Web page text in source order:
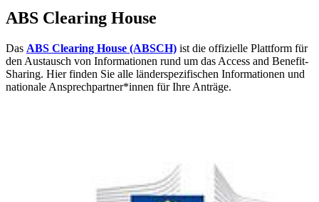
ABS Clearing House
Das ABS Clearing House (ABSCH) ist die offizielle Plattform für
den Austausch von Informationen rund um das Access and Benefit-
Sharing. Hier finden Sie alle länderspezifischen Informationen und
nationale Ansprechpartner*innen für Ihre Anträge.